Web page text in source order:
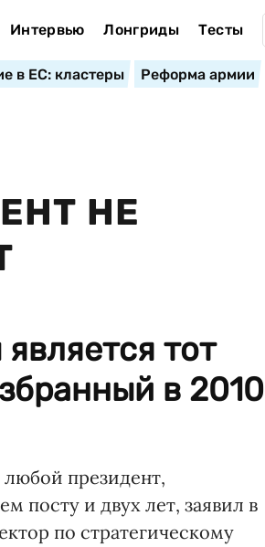
Интервью Лонгриды Тесты
в ЕС: кластеры Реформа армии
НЕ
тот
в 2010
президент,
посту и двух лет, заявил в
по стратегическому